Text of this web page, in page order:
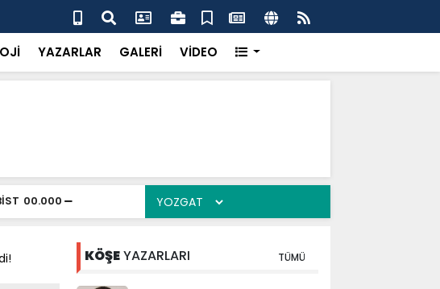
Karaarslan'dan UMKE'ye övgü
YAZARLAR GALERİ VİDEO
00.000
KÖŞEYAZARLARI TÜMÜ